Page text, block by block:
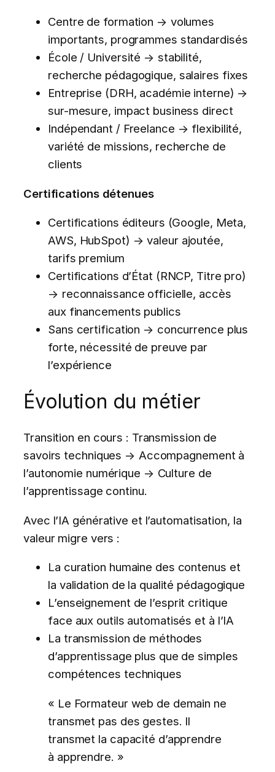
Centre de formation → volumes
importants, programmes standardisés
École / Université → stabilité,
recherche pédagogique, salaires fixes
Entreprise (DRH, académie interne) →
sur-mesure, impact business direct
Indépendant / Freelance → flexibilité,
variété de missions, recherche de
clients
Certifications détenues
Certifications éditeurs (Google, Meta,
AWS, HubSpot) → valeur ajoutée,
tarifs premium
Certifications d’État (RNCP, Titre pro)
→ reconnaissance officielle, accès
aux financements publics
Sans certification → concurrence plus
forte, nécessité de preuve par
l’expérience
Évolution du métier
Transition en cours : Transmission de
savoirs techniques → Accompagnement à
l’autonomie numérique → Culture de
l’apprentissage continu.
Avec l’IA générative et l’automatisation, la
valeur migre vers :
La curation humaine des contenus et
la validation de la qualité pédagogique
L’enseignement de l’esprit critique
face aux outils automatisés et à l’IA
La transmission de méthodes
d’apprentissage plus que de simples
compétences techniques
« Le Formateur web de demain ne
transmet pas des gestes. Il
transmet la capacité d’apprendre
à apprendre. »